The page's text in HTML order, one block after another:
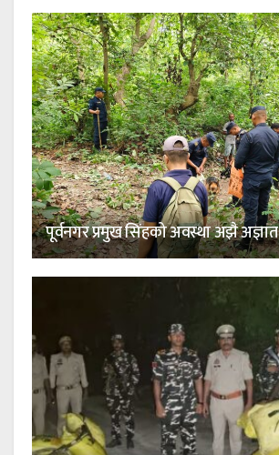
पूर्वनगर प्रमुख सिंहको अवस्था अझै अज्ञात